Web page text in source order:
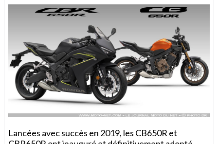
Lancées avec succès en 2019, les CB650R et